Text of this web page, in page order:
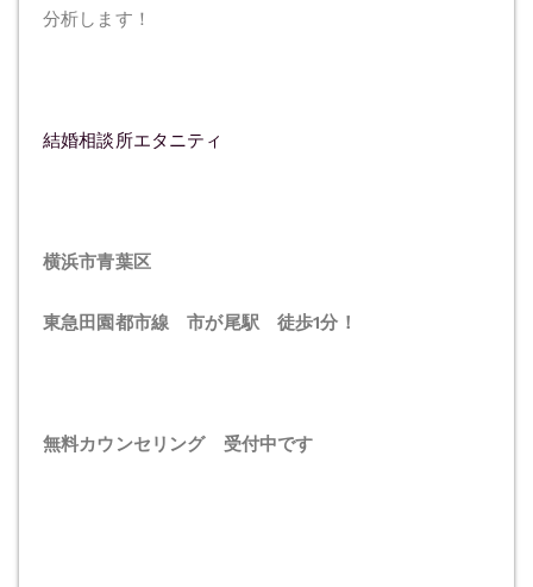
分析します！
結婚相談所エタニティ
横浜市青葉区
東急田園都市線 市が尾駅 徒歩1分！
無料カウンセリング 受付中です